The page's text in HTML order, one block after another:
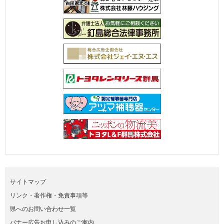
サイトマップ
リンク・著作権・免責事項等
県へのお問い合わせ一覧
バナー広告お申し込みのご案内